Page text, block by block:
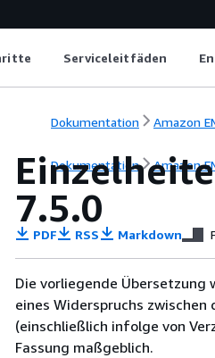
Serviceleitfäden
Dokumentation Amazon
Dokumentation Amazon
7.5.0
PDF RSS Markdown
Die vorliegende Übersetzung
eines Widerspruchs
(einschließlich infolge von
Fassung maßgeblich.